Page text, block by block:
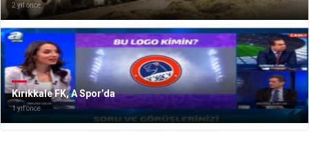
2 yıl önce
Kırıkkale FK, A Spor’da
1 yıl önce